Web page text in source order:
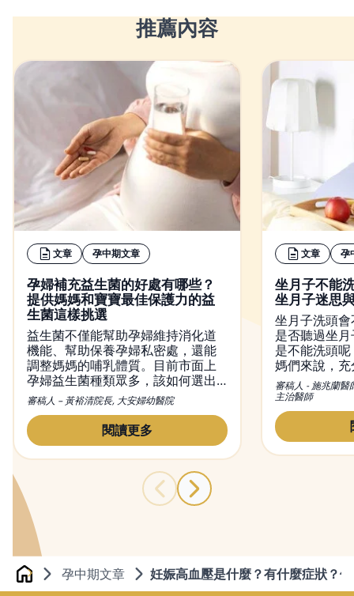
推薦內容
文章 孕中期文章
孕婦補充益生菌的好處有哪些？
提供媽媽和寶寶最佳保護力的益
生菌這樣挑選
益生菌不僅能幫助孕婦維持消化道
機能、幫助保養孕婦私密處，還能
調整媽媽的哺乳體質。目前市面上
孕婦益生菌種類眾多，該如何選出
適合的益生菌？又該何時吃益生
菌？本文將會介紹益生菌對孕婦的
功效，吃益生菌正確的方法及時
間，並提供挑益生菌的小撇步。
審稿人 – 黃裕清院長, 大安婦幼醫院
閱讀更多
文章 孕
坐月子不能
坐月子迷思
坐月子洗頭
是否聽過坐
是不能洗頭
媽們來說，
不可或缺的
觀念，便是
內好好休息
變，觀念也
月子洗頭的
與禁忌，幫
審稿人 - 施兆蘭醫
主治醫師
Home 孕中期文章 妊娠高血壓是什麼？有什麼症狀？